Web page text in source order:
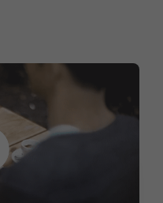
खोजने में मदद मिलती है।